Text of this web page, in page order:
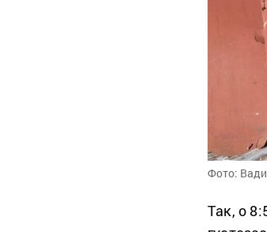
Фото:
Так, о